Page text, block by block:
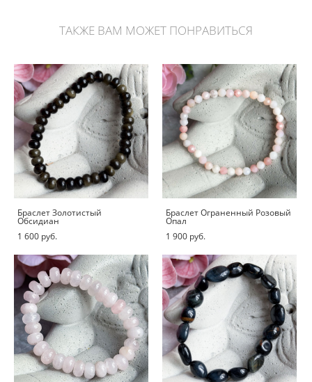
ТАКЖЕ ВАМ МОЖЕТ ПОНРАВИТЬСЯ
Браслет Золотистый
Обсидиан
1 600 pуб.
Браслет Ограненный Розовый
Опал
1 900 pуб.